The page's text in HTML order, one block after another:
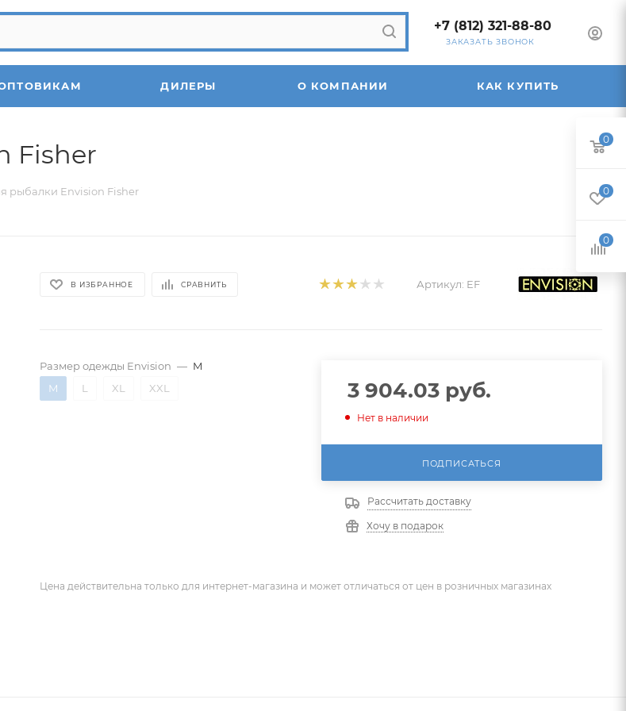
+7 (812) 321-88-80
ЗАКАЗАТЬ ЗВОНОК
ДИЛЕРЫ О КОМПАНИИ КАК КУПИТЬ
Fisher
рыбалки Envision Fisher
В ИЗБРАННОЕ СРАВНИТЬ Артикул: EF
Размер одежды Envision — M
M
L XL XXL 3 904.03руб.
Нет в наличии
ПОДПИСАТЬСЯ
Рассчитать доставку
Хочу в подарок
Цена действительна только для интернет-магазина и может отличаться от цен в розничных магазинах
0
0
0